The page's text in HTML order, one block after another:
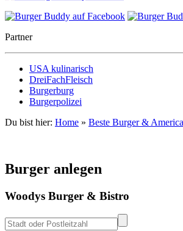
Partner
USA kulinarisch
DreiFachFleisch
Burgerburg
Burgerpolizei
Du bist hier: Home » Beste Burger &
Burger anlegen
Woodys Burger & Bistro